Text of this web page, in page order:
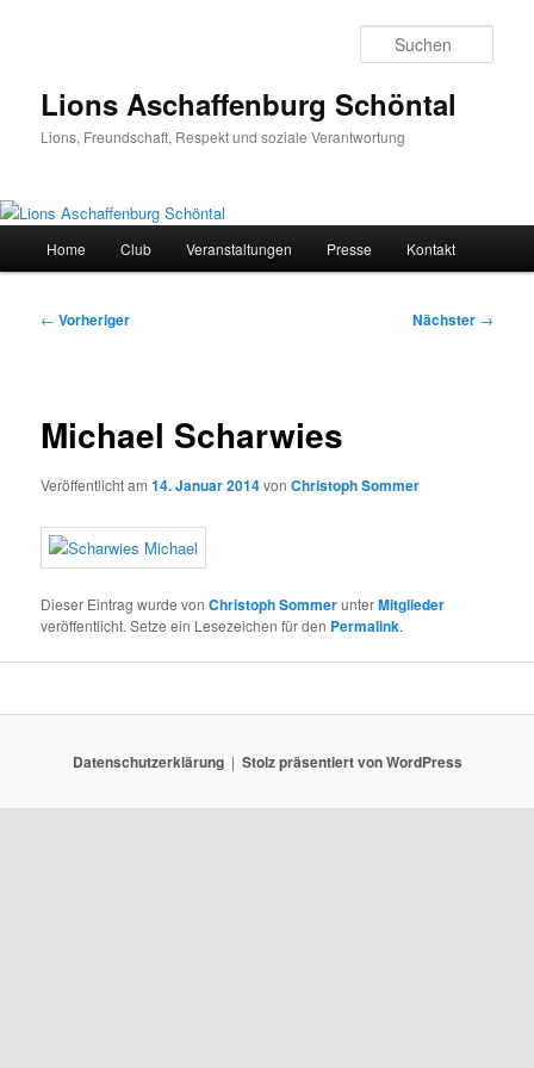
Lions Aschaffenburg Schöntal
Lions, Freundschaft, Respekt und soziale Verantwortung
Home Club Veranstaltungen Presse Kontakt
Beitragsnavigation
← Vorheriger Nächster →
Michael Scharwies
Veröffentlicht am14. Januar 2014vonChristoph Sommer
Dieser Eintrag wurde vonChristoph SommerunterMitglieder
veröffentlicht. Setze ein Lesezeichen für den Permalink.
Datenschutzerklärung Stolz präsentiert von WordPress